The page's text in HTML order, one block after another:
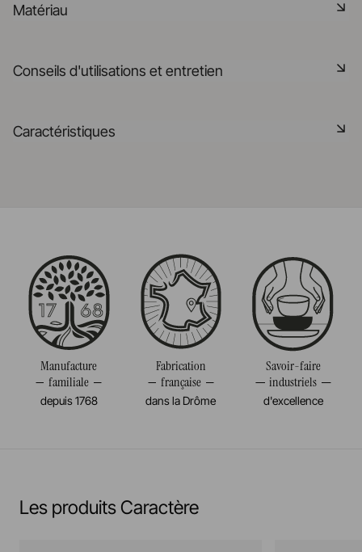
Matériau
manufacture REVOL. Elle dispose des mêmes qualités
département R&D
Conseils d'utilisations et entretien
Passe au micro-onde
Résiste au congélateur et aux chocs thermiques
(-20°c)
Pas de cuisson à la flamme, ni gaz, ni électrique
Caractéristiques
Diamètre 26CM
Poids 0,730KG
Manufacture
familiale
depuis 1768
Fabrication
française
dans la Drôme
Savoir-faire
industriels
d'excellence
Les produits Caractère